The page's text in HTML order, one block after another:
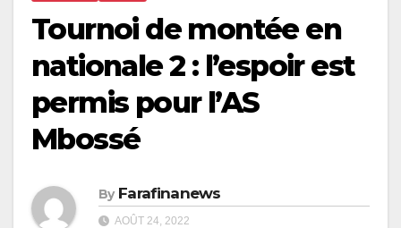
Tournoi de montée en
nationale 2 : l’espoir est
permis pour l’AS
Mbossé
By Farafinanews
AOÛT 24, 2022